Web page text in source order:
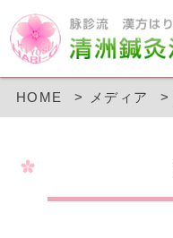
HOME メディア